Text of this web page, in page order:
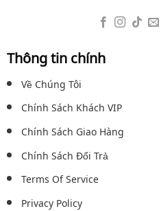
Thông tin chính
Về Chúng Tôi
Chính Sách Khách VIP
Chính Sách Giao Hàng
Chính Sách Đổi Trả
Terms Of Service
Privacy Policy